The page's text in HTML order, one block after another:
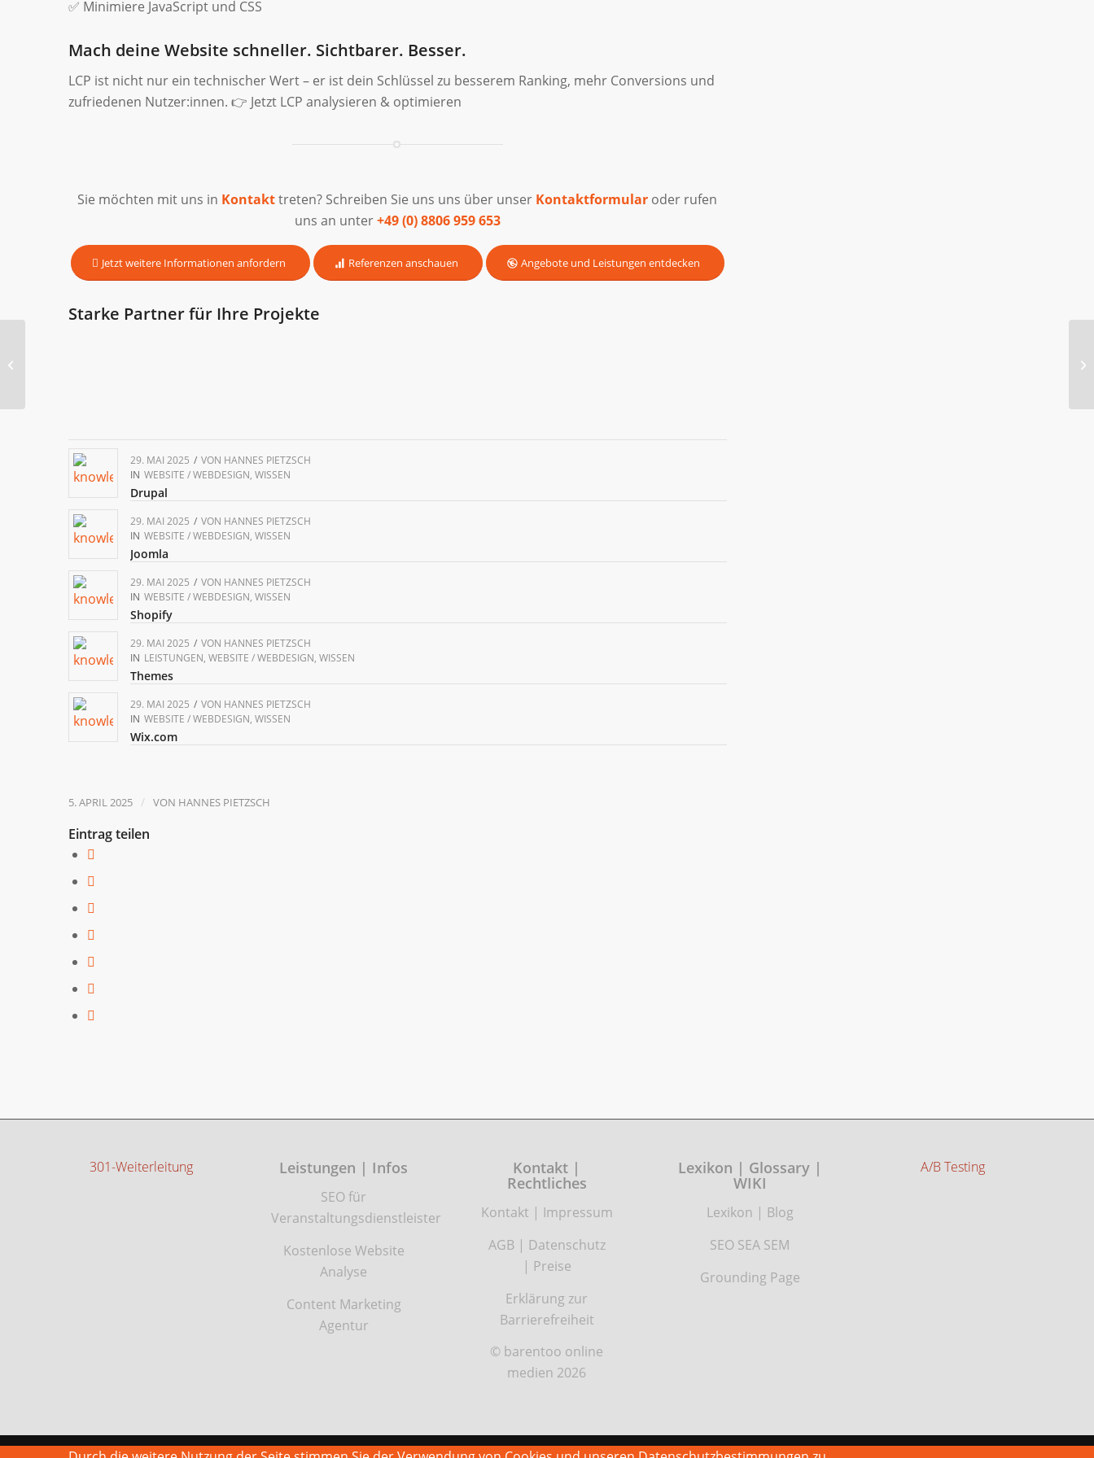
✅ Minimiere JavaScript und CSS
Mach deine Website schneller. Sichtbarer. Besser.
LCP ist nicht nur ein technischer Wert – er ist dein Schlüssel zu besserem Ranking, mehr Conversions und
zufriedenen Nutzer:innen. 👉 Jetzt LCP analysieren & optimieren
Sie möchten mit uns in Kontakttreten? Schreiben Sie uns uns über unser Kontaktformular oder rufen
uns an unter+49 (0) 8806 959 653
Jetzt weitere Informationen anfordern Referenzen anschauen Angebote und Leistungen entdecken
Starke Partner für Ihre Projekte
29. MAI 2025 / VON HANNES PIETZSCH
IN WEBSITE / WEBDESIGN, WISSEN
Drupal
29. MAI 2025 / VON HANNES PIETZSCH
IN WEBSITE / WEBDESIGN, WISSEN
Joomla
29. MAI 2025 / VON HANNES PIETZSCH
IN WEBSITE / WEBDESIGN, WISSEN
Shopify
29. MAI 2025 / VON HANNES PIETZSCH
IN LEISTUNGEN, WEBSITE / WEBDESIGN, WISSEN
Themes
29. MAI 2025 / VON HANNES PIETZSCH
IN WEBSITE / WEBDESIGN, WISSEN
Wix.com
5. APRIL 2025 / VON HANNES PIETZSCH
Eintrag teilen
301-Weiterleitung Leistungen | Infos
SEO für
Veranstaltungsdienstleister
Kostenlose Website
Analyse
Content Marketing
Agentur
Kontakt |
Rechtliches
Kontakt | Impressum
AGB| Datenschutz
| Preise
Erklärung zur
Barrierefreiheit
© barentoo online
medien 2026
Lexikon | Glossary |
WIKI
Lexikon | Blog
SEO SEA SEM
Grounding Page
A/B Testing